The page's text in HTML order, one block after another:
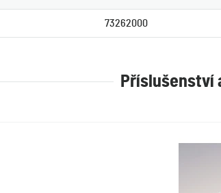
73262000
Příslušenství